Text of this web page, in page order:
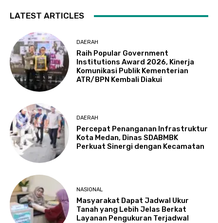
LATEST ARTICLES
DAERAH
Raih Popular Government
Institutions Award 2026, Kinerja
Komunikasi Publik Kementerian
ATR/BPN Kembali Diakui
DAERAH
Percepat Penanganan Infrastruktur
Kota Medan, Dinas SDABMBK
Perkuat Sinergi dengan Kecamatan
NASIONAL
Masyarakat Dapat Jadwal Ukur
Tanah yang Lebih Jelas Berkat
Layanan Pengukuran Terjadwal